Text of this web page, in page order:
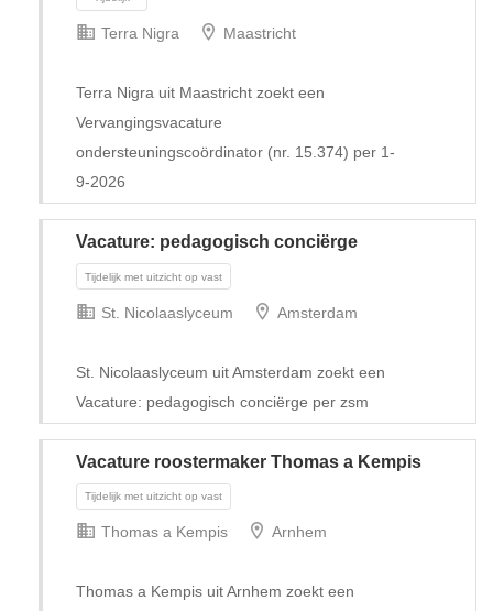
Tijdelijk
Terra Nigra Maastricht
Terra Nigra uit Maastricht zoekt een
Vervangingsvacature
ondersteuningscoördinator (nr. 15.374) per 1-
9-2026
Vacature: pedagogisch conciërge
St. Nicolaaslyceum Amsterdam
St. Nicolaaslyceum uit Amsterdam zoekt een
Vacature: pedagogisch conciërge per zsm
Vacature roostermaker Thomas a Kempis
Thomas a Kempis Arnhem
Thomas a Kempis uit Arnhem zoekt een